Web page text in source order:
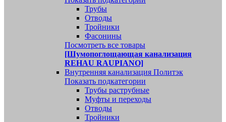
Трубы
Отводы
Тройники
Фасонины
Посмотреть все товары
[Шумопоглощающая канализация
REHAU RAUPIANO]
Внутренняя канализация Политэк
Показать подкатегории
Трубы раструбные
Муфты и переходы
Отводы
Тройники